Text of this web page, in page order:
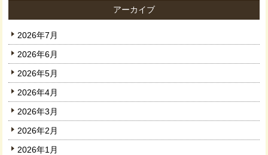
アーカイブ
2026年7月
2026年6月
2026年5月
2026年4月
2026年3月
2026年2月
2026年1月